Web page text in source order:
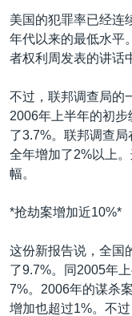
导
到
检
索
中东
欧洲
非洲
美洲
全球议题
人权·法律·宗教
科教·文娱·体健
军事
劳工
环境
热点专题
白宫要闻
国会报道
美中关系
美国建国250周年
埃博拉疫情
美国之音专访
台海两岸关系
南中国海争端
VOA视频
VOA今日焦点
中文广播
关注我们
其他语言网站
美国的犯罪率已经连
年代以来的最低水平
者权利周发表的讲话
不过，联邦调查局的
2006年上半年的初
了3.7%。联邦调查
全年增加了2%以上
幅。
*抢劫案增加近10%*
这份新报告说，全国
了9.7%。同2005年
7%。2006年的谋杀
增加也超过1%。不